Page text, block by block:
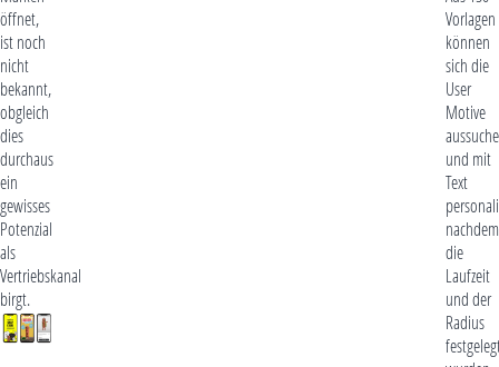
öffnet,
ist noch
nicht
bekannt,
obgleich
dies
durchaus
ein
gewisses
Potenzial
als
Vertriebskanal
birgt.
Vorlagen
können
sich die
User
Motive
und mit
Text
nachdem
die
Laufzeit
und der
Radius